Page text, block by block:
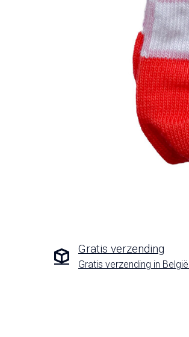
Gratis verzending
Gratis verzending in